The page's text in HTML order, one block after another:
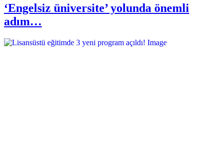
‘Engelsiz üniversite’ yolunda önemli
adım…